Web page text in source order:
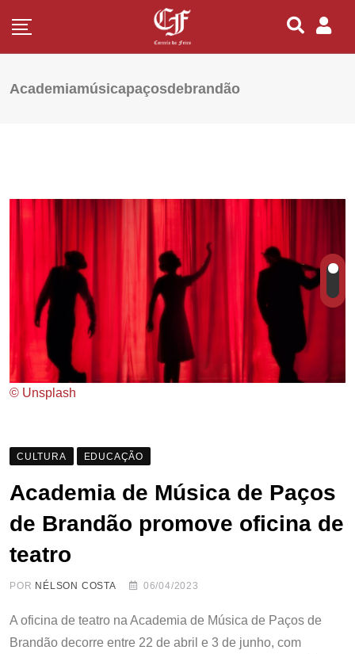
Academiamúsicapaçosdebrandão
© Unsplash
CULTURA EDUCAÇÃO
Academia de Música de Paços
de Brandão promove oficina de
teatro
POR NÉLSON COSTA 06/04/2023
A oficina de teatro na Academia de Música de Paços de
Brandão decorre entre 22 de abril e 3 de junho, com